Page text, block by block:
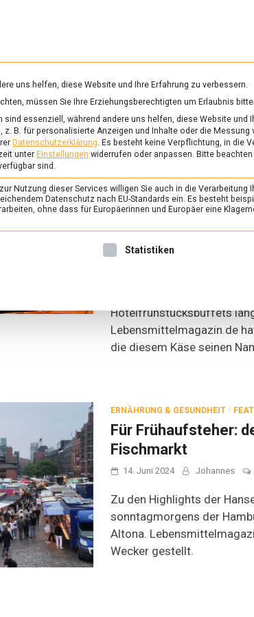
ERNÄHRUNG & GESUNDHEIT/
Bei den
18. Juli 2025 Johannes
vielleicht zuerst Tulpen,
Wohnwagen und natürlich
Hotelfrühstücksbuffets
Lebensmittelmagazin.de
die diesem Käse seinen
ERNÄHRUNG & GESUNDHEIT /
Für Frühaufsteher:
Fischmarkt
14. Juni 2024 Johannes
Zu den Highlights der
sonntagmorgens der
Altona.
Wecker gestellt.
uns helfen, diese Website und Ihre Erfahrung zu verbessern.
müssen Sie Ihre Erziehungsberechtigten um Erlaubnis
essenziell, während andere uns helfen, diese Website und
B. für personalisierte Anzeigen und Inhalte oder die Messung
Datenschutzerklärung. Es besteht keine Verpflichtung, in die
unter Einstellungen widerrufen oder anpassen. Bitte beachten
sind.
Nutzung dieser Services willigen Sie auch in die Verarbeitung
Datenschutz nach EU-Standards ein. Es besteht
ohne dass für Europäerinnen und Europäer eine
werden kann. Die erste Service-Gruppe ist
Statistiken